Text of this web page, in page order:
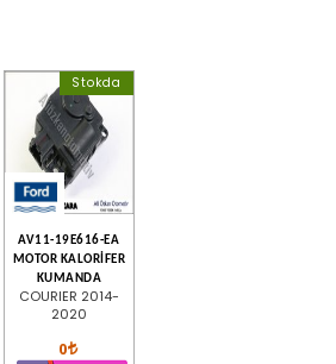
Stokda
AV11-19E616-EA
MOTOR KALORİFER
KUMANDA
COURIER 2014-
2020
0